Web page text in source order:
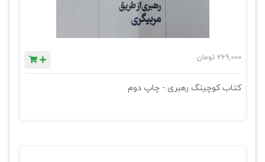
269,000 تومان
کتاب کوچینگ رهبری - چاپ دوم